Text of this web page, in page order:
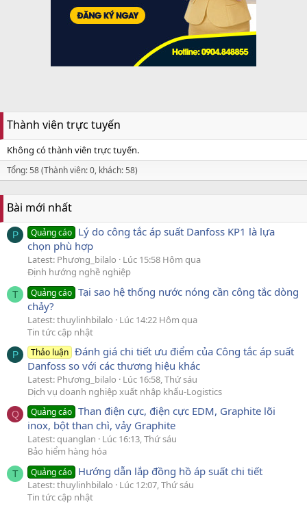
Thành viên trực tuyến
Không có thành viên trực tuyến.
Tổng: 58 (Thành viên: 0, khách: 58)
Bài mới nhất
P Quảng cáo Lý do công tắc áp suất Danfoss KP1 là lựa
chọn phù hợp
Latest: Phương_bilalo
Lúc 15:58 Hôm qua
Định hướng nghề nghiệp
T Quảng cáo Tại sao hệ thống nước nóng cần công tắc dòng
chảy?
Latest: thuylinhbilalo
Lúc 14:22 Hôm qua
Tin tức cập nhật
P Thảo luận Đánh giá chi tiết ưu điểm của Công tắc áp suất
Danfoss so với các thương hiệu khác
Latest: Phương_bilalo
Lúc 16:58, Thứ sáu
Dịch vụ doanh nghiệp xuất nhập khẩu-Logistics
Q Quảng cáo Than điện cực, điện cực EDM, Graphite lõi
inox, bột than chì, vảy Graphite
Latest: quanglan
Lúc 16:13, Thứ sáu
Bảo hiểm hàng hóa
T Quảng cáo Hướng dẫn lắp đồng hồ áp suất chi tiết
Latest: thuylinhbilalo
Lúc 12:07, Thứ sáu
Tin tức cập nhật